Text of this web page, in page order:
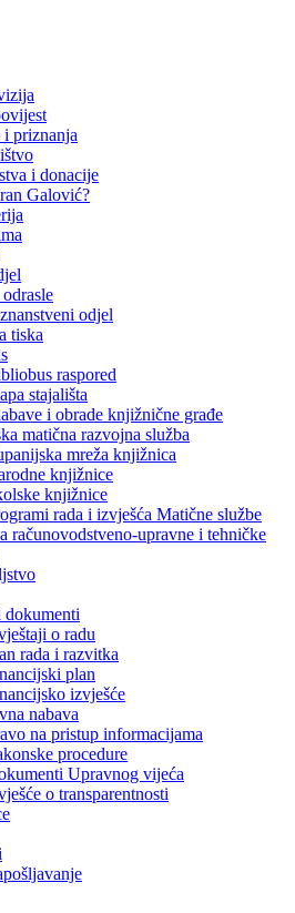
i priznanja
i donacije
Galović?
odjel
tiska
raspored
stajališta
i obrade knjižnične građe
matična razvojna služba
mreža knjižnica
knjižnice
knjižnice
rada i izvješća Matične službe
računovodstveno-upravne i tehničke
dokumenti
o radu
rada i razvitka
plan
izvješće
nabava
na pristup informacijama
procedure
Upravnog vijeća
o transparentnosti